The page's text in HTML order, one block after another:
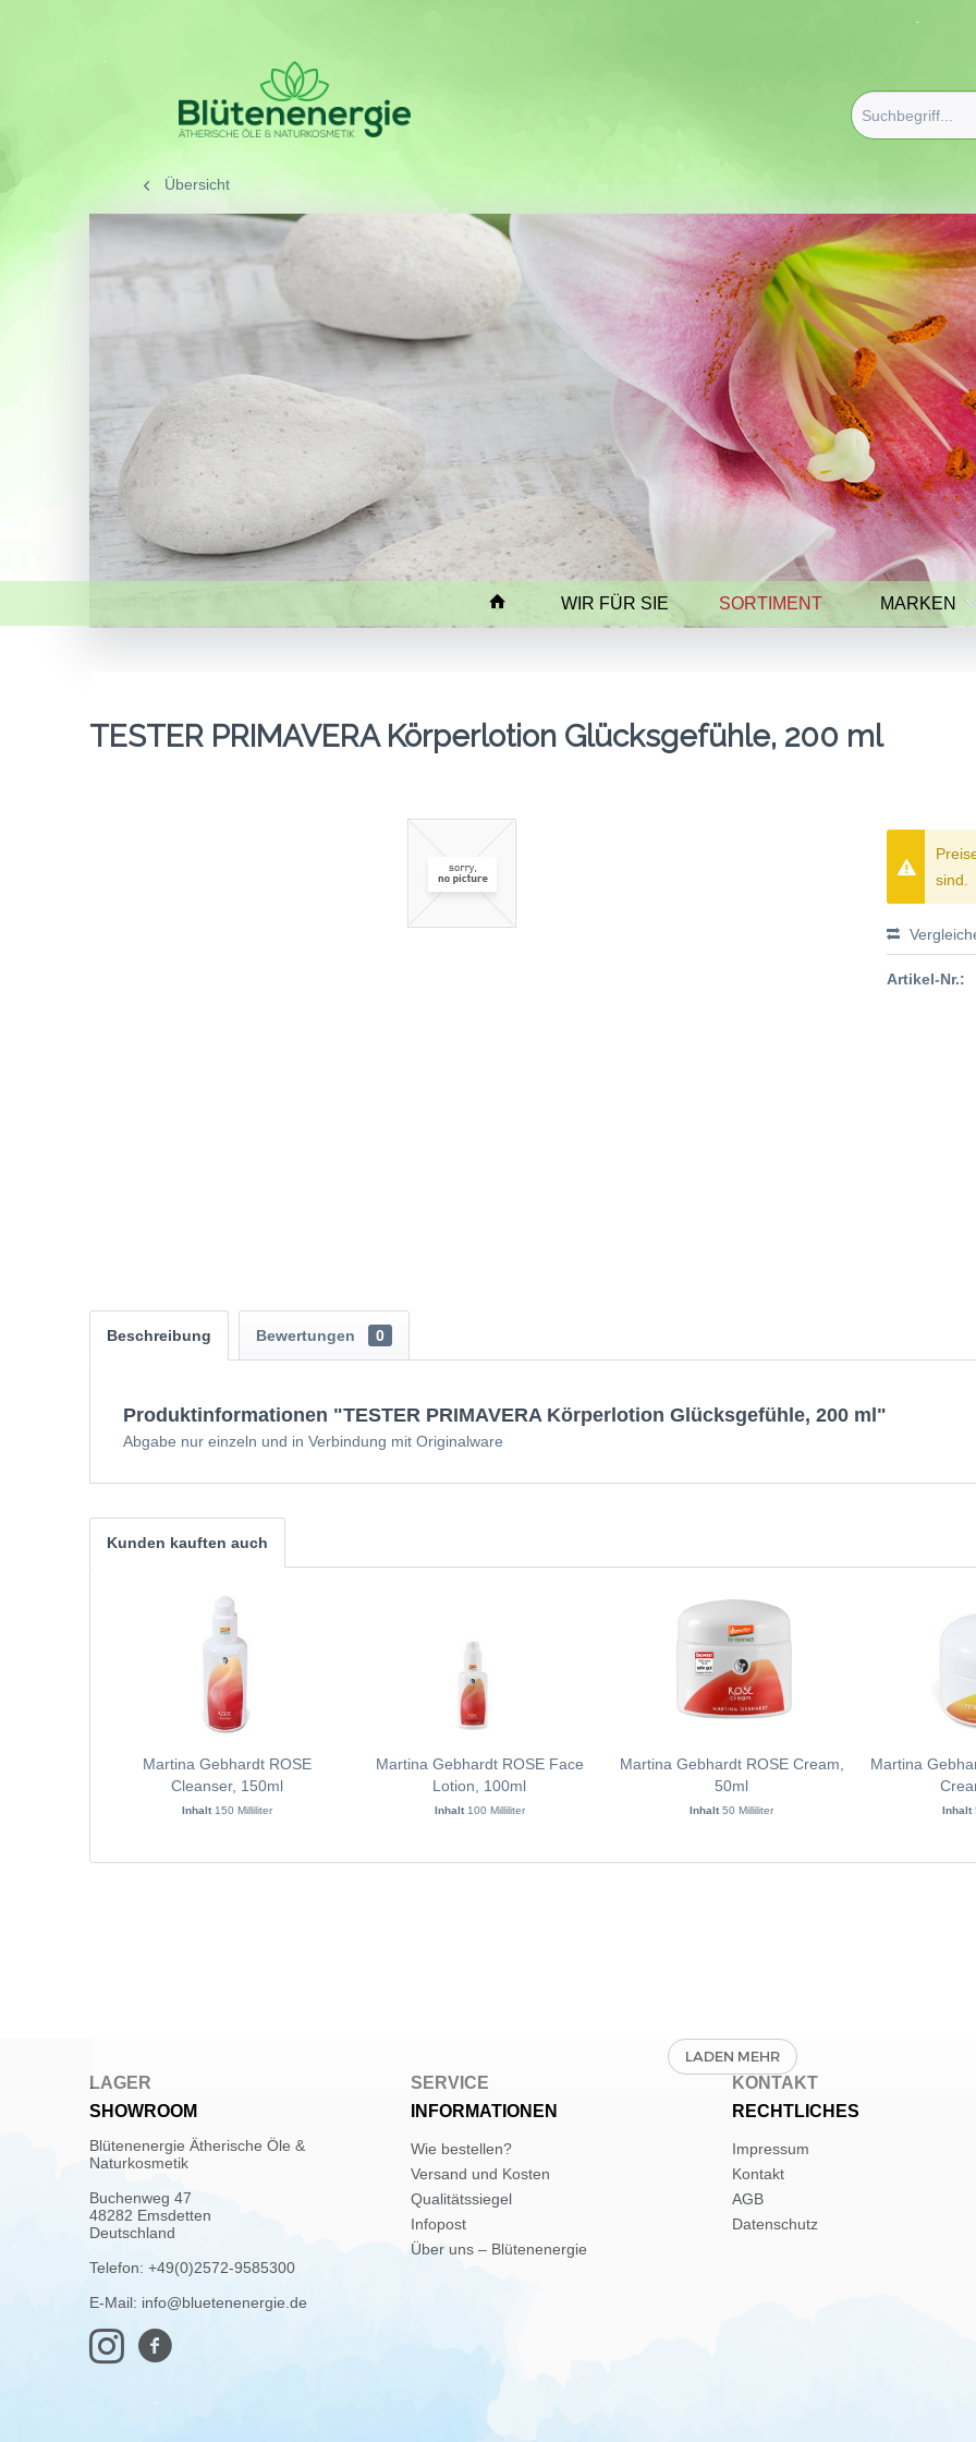
WIR FÜR SIE SORTIMENT MARKEN
Übersicht Tester
TESTER PRIMAVERA Körperlotion Glücksgefühle, 200 ml
sind.
Artikel-Nr.:
Beschreibung Bewertungen 0
Produktinformationen "TESTER PRIMAVERA Körperlotion Glücksgefühle, 200 ml"
Abgabe nur einzeln und in Verbindung mit Originalware
Kunden kauften auch
Martina Gebhardt ROSE
Cleanser, 150ml
Inhalt 150 Milliliter
Martina Gebhardt ROSE Face
Lotion, 100ml
Inhalt 100 Milliliter
Martina Gebhardt ROSE Cream,
50ml
Inhalt50 Milliliter
Martina
Inhalt
LAGER
SHOWROOM
Blütenenergie Ätherische Öle &
Naturkosmetik
Buchenweg 47
48282 Emsdetten
Deutschland
Telefon: +49(0)2572-9585300
E-Mail: info@bluetenenergie.de
SERVICE
INFORMATIONEN
Wie bestellen?
Versand und Kosten
Qualitätssiegel
Infopost
Über uns – Blütenenergie
KONTAKT
RECHTLICHES
Impressum
Kontakt
AGB
Datenschutz